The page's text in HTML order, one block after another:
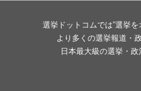
選挙ドットコムでは”選挙を
より多くの選挙報道・
日本最大級の選挙・